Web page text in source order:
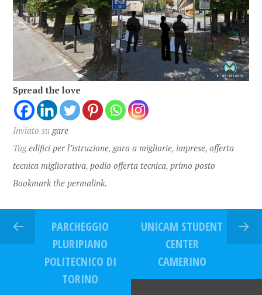
Spread the love
Inviato sugare
Tagedifici per l’istruzione,gara a migliorie, imprese,offerta
tecnica migliorativa,podio offerta tecnica,primo posto
Bookmark the permalink.
PARCHEGGIO
PLURIPIANO
POLITECNICO DI
TORINO
UNICAM STUDENT
CENTER
CAMERINO